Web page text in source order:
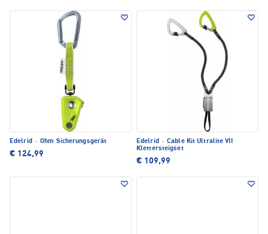
Edelrid · Ohm Sicherungsgerät
€ 124,99
Edelrid · Cable Kit Ultralite VII
Klettersteigset
€ 109,99